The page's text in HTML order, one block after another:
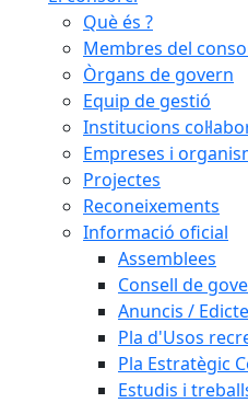
Què és ?
Membres del
Òrgans de govern
Equip de gestió
Institucions
Empreses i
Projectes
Reconeixements
Informació oficial
Assemblees
Consell de
Anuncis /
Pla d'Usos
Pla Estratègic
Estudis i